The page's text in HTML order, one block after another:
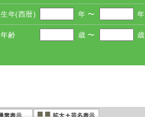
生年(西暦) 年 〜
年齢 歳 〜 歳